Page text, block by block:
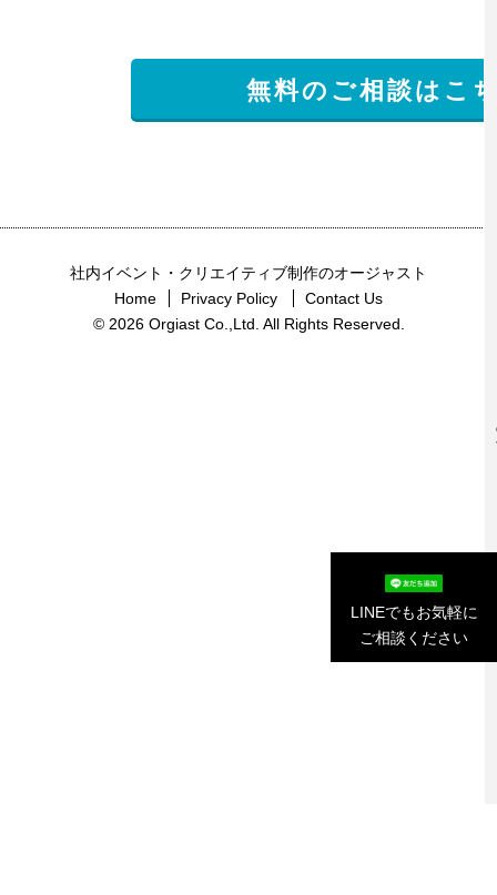
無料のご相談はこ
社内イベント・クリエイティブ制作のオージャスト
Home
Privacy Policy
Contact Us
© 2026 Orgiast Co.,Ltd. All Rights Reserved.
LINEでもお気軽に
ご相談ください